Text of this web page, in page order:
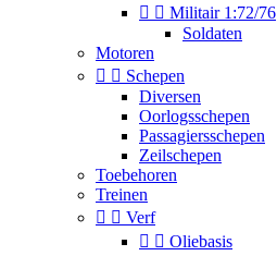
  Militair 1:72/76
Soldaten
Motoren
  Schepen
Diversen
Oorlogsschepen
Passagiersschepen
Zeilschepen
Toebehoren
Treinen
  Verf
  Oliebasis